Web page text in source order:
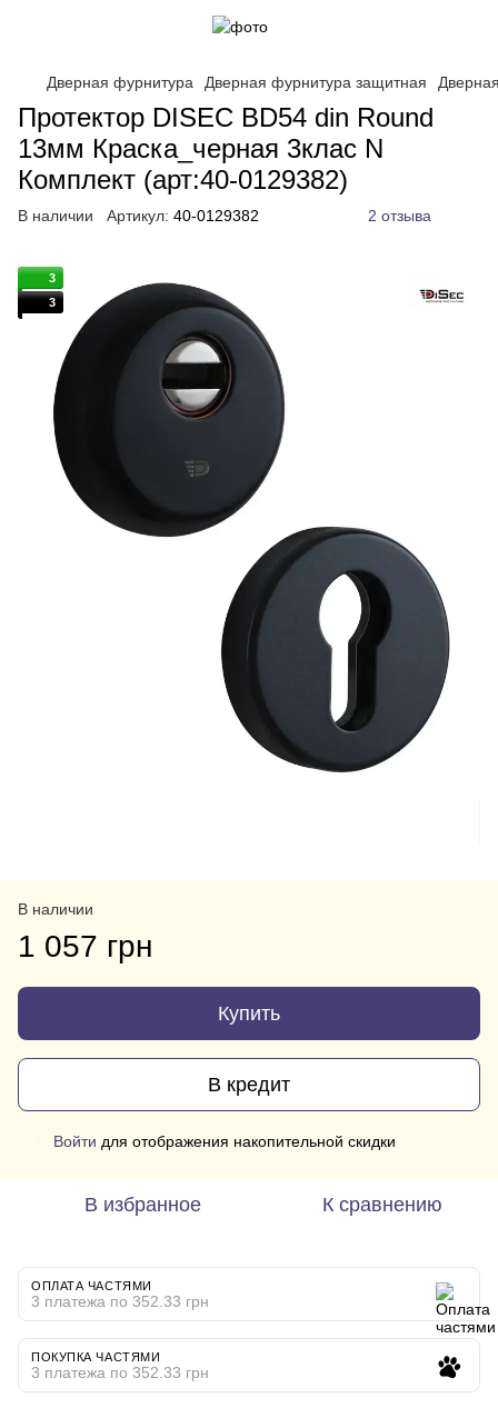
Дверная фурнитура Дверная фурнитура защитная
Протектор DISEC BD54 din Round
13мм Краска_черная 3клас N
Комплект (арт:40-0129382)
В наличии Артикул: 40-0129382 2 отзыва
3
3
В наличии
1 057 грн
Купить
В кредит
Войти для отображения накопительной скидки
В избранное К сравнению
ОПЛАТА ЧАСТЯМИ
3 платежа по 352.33 грн
ПОКУПКА ЧАСТЯМИ
3 платежа по 352.33 грн